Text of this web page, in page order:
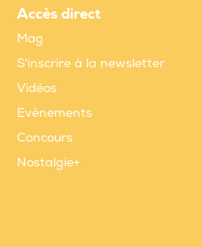
Accès direct
Mag
S'inscrire à la newsletter
Vidéos
Evènements
Concours
Nostalgie+